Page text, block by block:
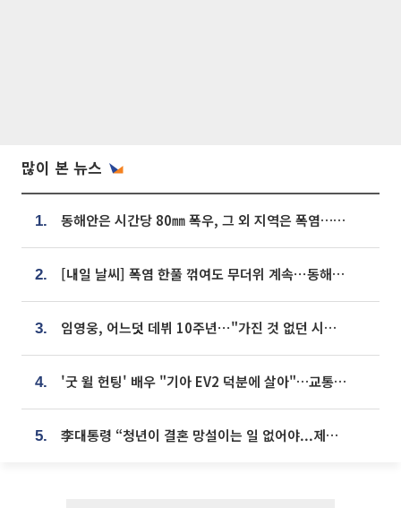
많이 본 뉴스
1. 동해안은 시간당 80㎜ 폭우, 그 외 지역은 폭염…‘극과 극 날씨’
2. [내일 날씨] 폭염 한풀 꺾여도 무더위 계속⋯동해안 이틀 연속 비
3. 임영웅, 어느덧 데뷔 10주년⋯"가진 것 없던 시절, 내 앞엔 20명의 팬뿐"
4. '굿 윌 헌팅' 배우 "기아 EV2 덕분에 살아"…교통사고 후 안전성 극찬
5. 李대통령 “청년이 결혼 망설이는 일 없어야...제도상 불이익 조사”